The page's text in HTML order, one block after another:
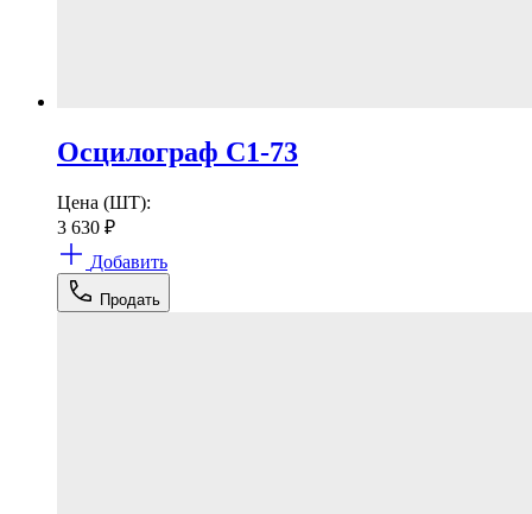
Осцилограф С1-73
Цена (ШТ):
3 630 ₽
Добавить
Продать